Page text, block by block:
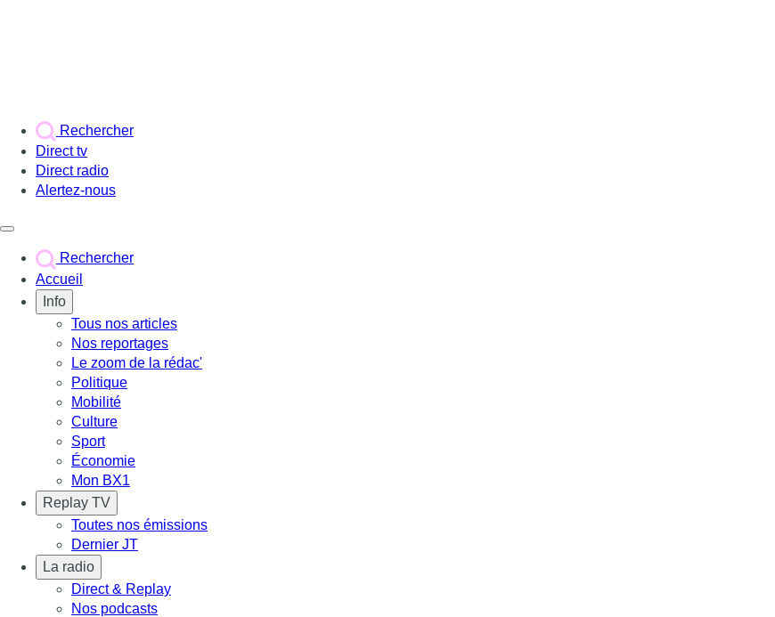
Rechercher
Direct tv
Direct radio
Alertez-nous
Rechercher
Accueil
Info
Tous nos articles
Nos reportages
Le zoom de la rédac'
Politique
Mobilité
Culture
Sport
Économie
Mon BX1
Replay TV
Toutes nos émissions
Dernier JT
La radio
Direct & Replay
Nos podcasts